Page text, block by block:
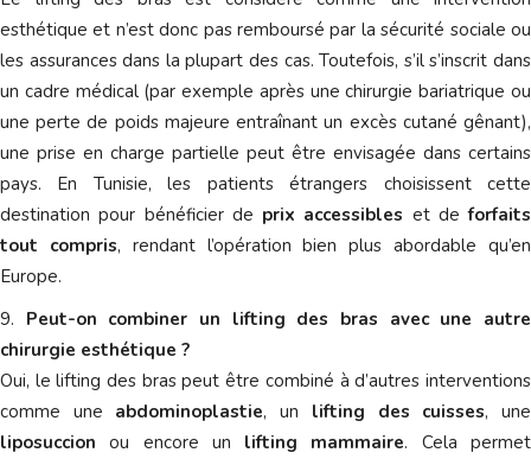
esthétique et n’est donc pas remboursé par la sécurité sociale ou
les assurances dans la plupart des cas. Toutefois, s’il s’inscrit dans
un cadre médical (par exemple après une chirurgie bariatrique ou
une perte de poids majeure entraînant un excès cutané gênant),
une prise en charge partielle peut être envisagée dans certains
pays. En Tunisie, les patients étrangers choisissent cette
destination pour bénéficier de prix accessibles et deforfaits
tout compris, rendant l’opération bien plus abordable qu’en
Europe.
Peut-on combiner un lifting des bras avec une autre
chirurgie esthétique ?
Oui, le lifting des bras peut être combiné à d’autres interventions
comme une abdominoplastie, un lifting des cuisses, une
liposuccion ou encore un lifting mammaire. Cela permet